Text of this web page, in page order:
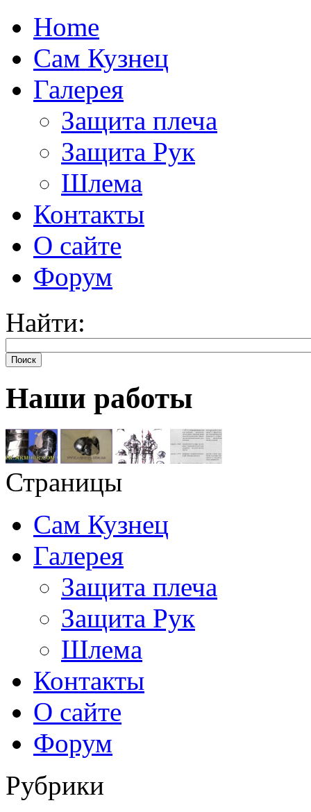
Home
Сам Кузнец
Галерея
Защита плеча
Защита Рук
Шлема
Контакты
О сайте
Форум
Найти:
Поиск
Наши работы
Страницы
Сам Кузнец
Галерея
Защита плеча
Защита Рук
Шлема
Контакты
О сайте
Форум
Рубрики